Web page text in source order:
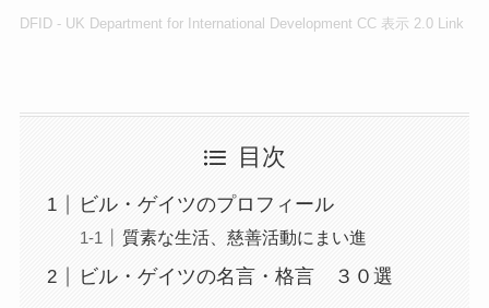
DFID - UK Department for International Development CC 表示 2.0 Link
目次
ビル・ゲイツのプロフィール
質素な生活、慈善活動にまい進
ビル・ゲイツの名言・格言 ３０選